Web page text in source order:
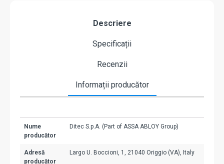
Descriere
Specificații
Recenzii
Informații producător
Nume
producător
Ditec S.p.A. (Part of ASSA ABLOY Group)
Adresă
producător
Largo U. Boccioni, 1, 21040 Origgio (VA), Italy